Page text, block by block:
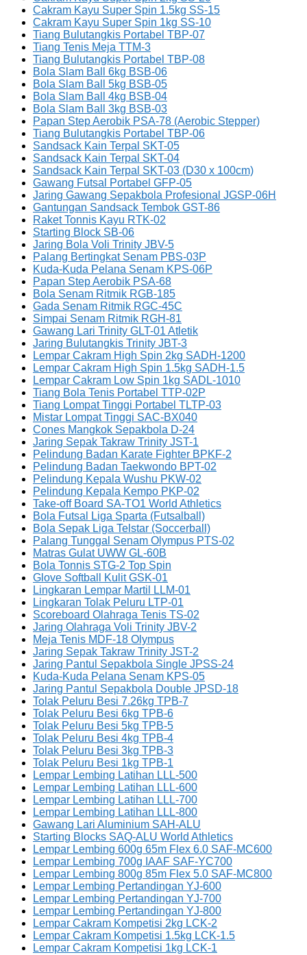
Cakram Kayu Super Spin 1.5kg SS-15
Cakram Kayu Super Spin 1kg SS-10
Tiang Bulutangkis Portabel TBP-07
Tiang Tenis Meja TTM-3
Tiang Bulutangkis Portabel TBP-08
Bola Slam Ball 6kg BSB-06
Bola Slam Ball 5kg BSB-05
Bola Slam Ball 4kg BSB-04
Bola Slam Ball 3kg BSB-03
Papan Step Aerobik PSA-78 (Aerobic Stepper)
Tiang Bulutangkis Portabel TBP-06
Sandsack Kain Terpal SKT-05
Sandsack Kain Terpal SKT-04
Sandsack Kain Terpal SKT-03 (D30 x 100cm)
Gawang Futsal Portabel GFP-05
Jaring Gawang Sepakbola Profesional JGSP-06H
Gantungan Sandsack Tembok GST-86
Raket Tonnis Kayu RTK-02
Starting Block SB-06
Jaring Bola Voli Trinity JBV-5
Palang Bertingkat Senam PBS-03P
Kuda-Kuda Pelana Senam KPS-06P
Papan Step Aerobik PSA-68
Bola Senam Ritmik RGB-185
Gada Senam Ritmik RGC-45C
Simpai Senam Ritmik RGH-81
Gawang Lari Trinity GLT-01 Atletik
Jaring Bulutangkis Trinity JBT-3
Lempar Cakram High Spin 2kg SADH-1200
Lempar Cakram High Spin 1.5kg SADH-1.5
Lempar Cakram Low Spin 1kg SADL-1010
Tiang Bola Tenis Portabel TTP-02P
Tiang Lompat Tinggi Portabel TLTP-03
Mistar Lompat Tinggi SAC-BX040
Cones Mangkok Sepakbola D-24
Jaring Sepak Takraw Trinity JST-1
Pelindung Badan Karate Fighter BPKF-2
Pelindung Badan Taekwondo BPT-02
Pelindung Kepala Wushu PKW-02
Pelindung Kepala Kempo PKP-02
Take-off Board SA-TO1 World Athletics
Bola Futsal Liga Sparta (Futsalball)
Bola Sepak Liga Telstar (Soccerball)
Palang Tunggal Senam Olympus PTS-02
Matras Gulat UWW GL-60B
Bola Tonnis STG-2 Top Spin
Glove Softball Kulit GSK-01
Lingkaran Lempar Martil LLM-01
Lingkaran Tolak Peluru LTP-01
Scoreboard Olahraga Tenis TS-02
Jaring Olahraga Voli Trinity JBV-2
Meja Tenis MDF-18 Olympus
Jaring Sepak Takraw Trinity JST-2
Jaring Pantul Sepakbola Single JPSS-24
Kuda-Kuda Pelana Senam KPS-05
Jaring Pantul Sepakbola Double JPSD-18
Tolak Peluru Besi 7.26kg TPB-7
Tolak Peluru Besi 6kg TPB-6
Tolak Peluru Besi 5kg TPB-5
Tolak Peluru Besi 4kg TPB-4
Tolak Peluru Besi 3kg TPB-3
Tolak Peluru Besi 1kg TPB-1
Lempar Lembing Latihan LLL-500
Lempar Lembing Latihan LLL-600
Lempar Lembing Latihan LLL-700
Lempar Lembing Latihan LLL-800
Gawang Lari Aluminium SAH-ALU
Starting Blocks SAQ-ALU World Athletics
Lempar Lembing 600g 65m Flex 6.0 SAF-MC600
Lempar Lembing 700g IAAF SAF-YC700
Lempar Lembing 800g 85m Flex 5.0 SAF-MC800
Lempar Lembing Pertandingan YJ-600
Lempar Lembing Pertandingan YJ-700
Lempar Lembing Pertandingan YJ-800
Lempar Cakram Kompetisi 2kg LCK-2
Lempar Cakram Kompetisi 1.5kg LCK-1.5
Lempar Cakram Kompetisi 1kg LCK-1